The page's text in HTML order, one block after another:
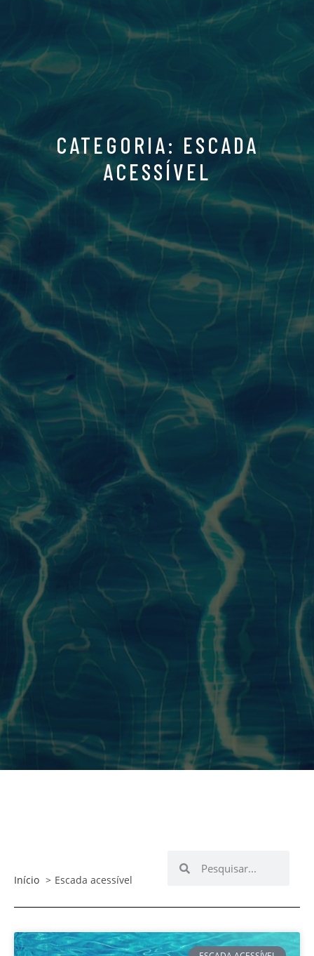
CATEGORIA: ESCADA
ACESSÍVEL
Início Escada acessível